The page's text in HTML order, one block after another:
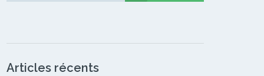
Articles récents